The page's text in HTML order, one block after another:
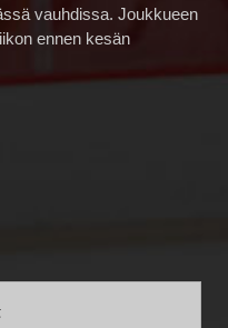
vauhdissa. Joukkueen
ennen kesän